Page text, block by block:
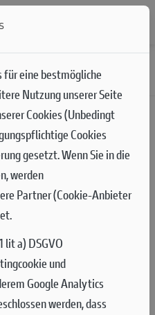
NEWSLETTER ANMELDEN
VON ANDREA BONACORSI
für eine bestmögliche
Nutzung unserer Seite
Cookies (Unbedingt
Cookies
gesetzt. Wenn Sie in die
werden
Partner (Cookie-Anbieter
lit a) DSGVO
und
Google Analytics
werden, dass